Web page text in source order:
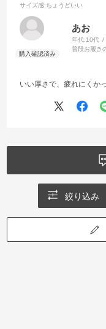
サイズ感:ちょうどいい
あお
年代:10代
普段お履き
いい厚さで、疲れにくか
絞り込み